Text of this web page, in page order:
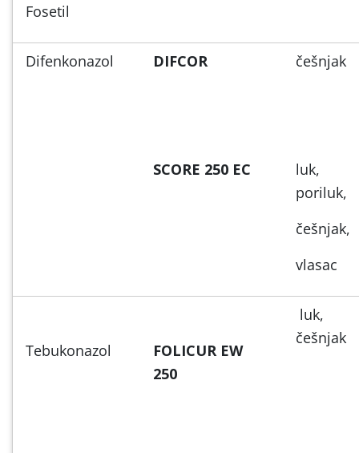
Fosetil
Difenkonazol DIFCOR
SCORE 250 EC
češnjak
luk,
poriluk,
češnjak,
vlasac
Tebukonazol
FOLICUR EW
250
luk,
češnjak